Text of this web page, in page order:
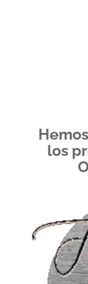
los